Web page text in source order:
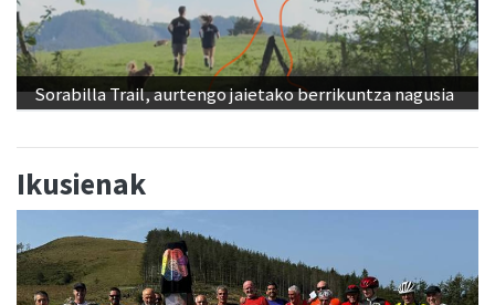
Sorabilla Trail, aurtengo jaietako berrikuntza nagusia
Ikusienak